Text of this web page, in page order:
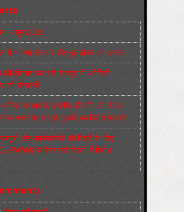
– जून 2026
में भाजपा सरकार और बुलडोज़र का आतंक!
की हदें पार कर रही है क्यूबा में अमेरिकी
की घेराबन्दी
धर्मेन्द्र प्रधान के इस्तीफ़े की माँग को लेकर
मन्तर पर छात्रों-युवाओं का विरोध प्रदर्शन
और कार्यकर्ताओं की रिहाई के लिए
के बैनर तले दिल्ली में विरोध